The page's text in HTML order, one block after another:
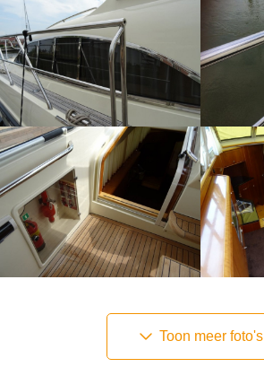
Toon meer foto's